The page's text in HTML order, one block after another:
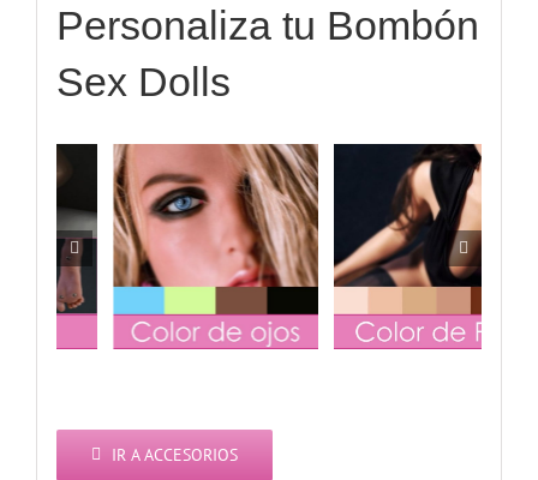
Personaliza tu Bombón
Sex Dolls
Voz y Gemidos Vagina(Gratis)
IR A ACCESORIOS